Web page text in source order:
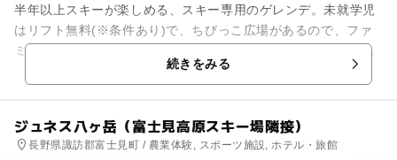
半年以上スキーが楽しめる、スキー専用のゲレンデ。未就学児
はリフト無料(※条件あり)で、ちびっこ広場があるので、ファ
ミリーにも利用しやすいスキー場です。レストハウスにはメニ
ュー豊富なレストランや、...続きをみる
ジュネス八ヶ岳（富士見高原スキー場隣接）
長野県諏訪郡富士見町 / 農業体験, スポーツ施設, ホテル・旅館